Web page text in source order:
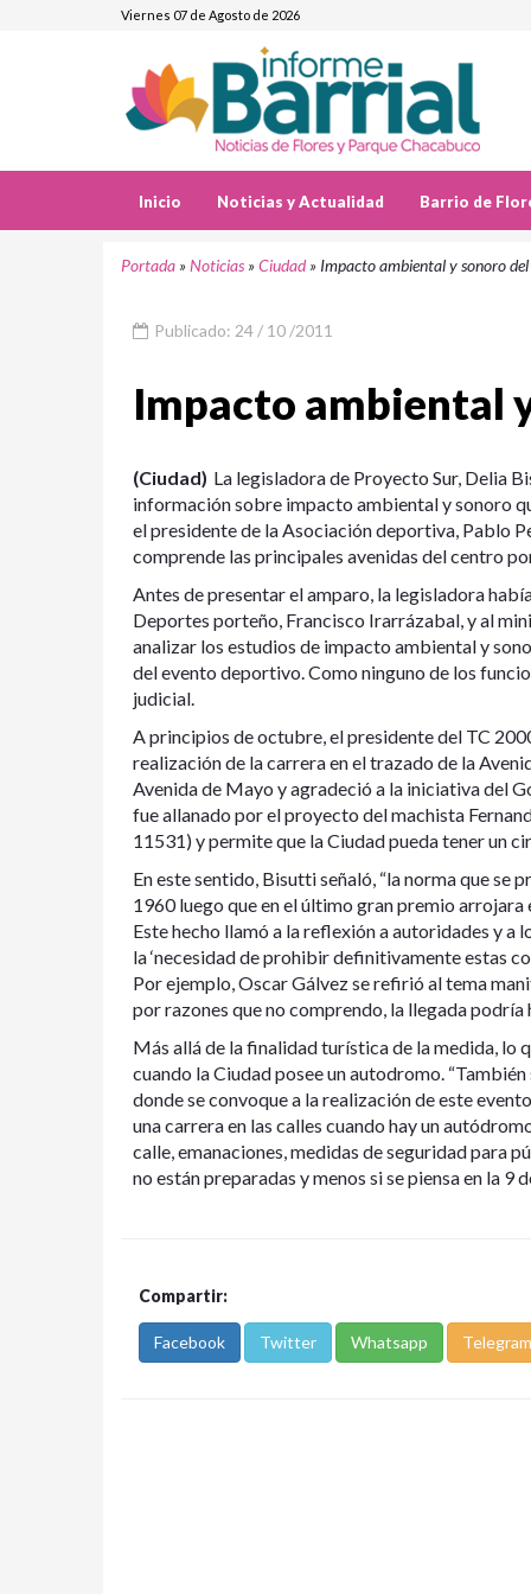
Viernes 07 de Agosto de 2026
Inicio Noticias y Actualidad Barrio de
Portada »Noticias »Ciudad» Impacto ambiental y sonoro
Publicado: 24 / 10 /2011
Impacto ambiental
(Ciudad) La legisladora de Proyecto Sur, Delia
información sobre impacto ambiental y sonoro
el presidente de la Asociación deportiva, Pablo
comprende las principales avenidas del centro
Antes de presentar el amparo, la legisladora
Deportes porteño, Francisco Irarrázabal, y al
analizar los estudios de impacto ambiental y
del evento deportivo. Como ninguno de los
judicial.
A principios de octubre, el presidente del TC
realización de la carrera en el trazado de la
Avenida de Mayo y agradeció a la iniciativa del
fue allanado por el proyecto del machista
11531) y permite que la Ciudad pueda tener un
En este sentido, Bisutti señaló, “la norma que
1960 luego que en el último gran premio
Este hecho llamó a la reflexión a autoridades y
la ‘necesidad de prohibir definitivamente estas
Por ejemplo, Oscar Gálvez se refirió al tema
por razones que no comprendo, la llegada podría
Más allá de la finalidad turística de la medida, lo
cuando la Ciudad posee un autodromo.
donde se convoque a la realización de este
una carrera en las calles cuando hay un
calle, emanaciones, medidas de seguridad para
no están preparadas y menos si se piensa en la 9
Compartir:
Facebook Twitter Whatsapp Telegram